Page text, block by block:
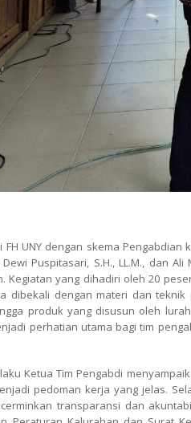
FH UNY dengan skema
Puspitasari, S.H., LL.M., dan
Kegiatan yang dihadiri oleh 20
dibekali dengan materi dan
produk yang disusun oleh
perhatian utama bagi tim
Ketua Tim Pengabdi
pedoman kerja yang jelas.
transparansi dan